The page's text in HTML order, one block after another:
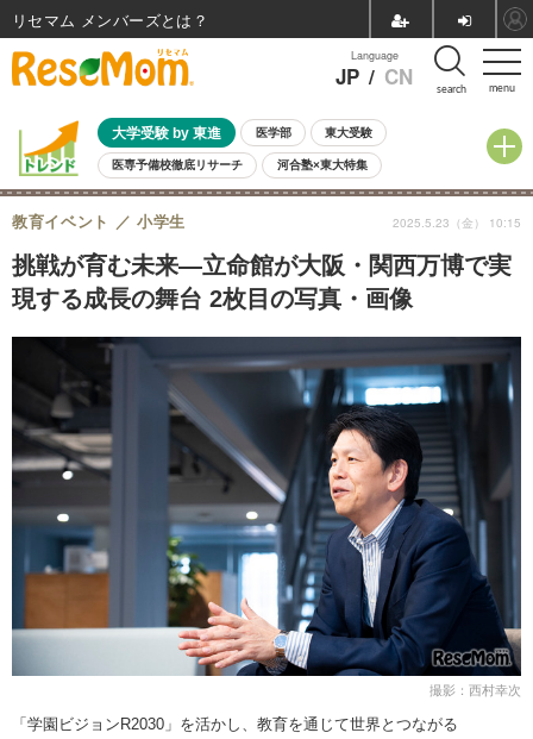
menu
Language
JP / CN search
大学受験 by 東進 医学部 東大受験
医専予備校徹底リサーチ 河合塾×東大特集
親子で考える大学選び 高校受験 中学受験 小学校受験
共通テスト 夏休み
8月開催イベント・WS 全国公立高校 過去問 人気記事
自由研究教材（小学生向け） 自由研究教材（中学生向け） ランキング
挑戦が育む未来—立命館が大阪・関西万博で実
現する成長の舞台 2枚目の写真・画像
教育イベント 小学生 2025.5.23（金） 10:15
撮影：西村幸次
「学園ビジョンR2030」を活かし、教育を通じて世界とつながる
リセマム メンバーズ